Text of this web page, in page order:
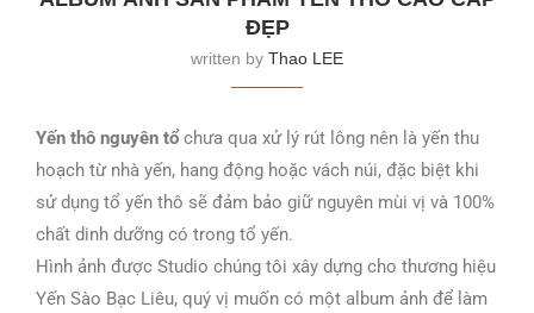
ĐẸP
written by Thao LEE
Yến thô nguyên tổchưa qua xử lý rút lông nên là yến thu
hoạch từ nhà yến, hang động hoặc vách núi, đặc biệt khi
sử dụng tổ yến thô sẽ đảm bảo giữ nguyên mùi vị và 100%
chất dinh dưỡng có trong tổ yến.
Hình ảnh được Studio chúng tôi xây dựng cho thương hiệu
Yến Sào Bạc Liêu, quý vị muốn có một album ảnh để làm